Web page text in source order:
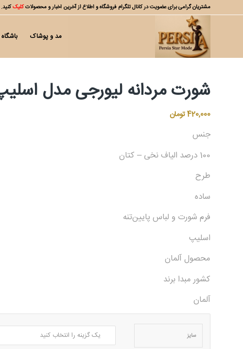
مشتریان گرامی برای عضویت در کانال تلگرام فروشگاه و اطلاع از آخرین اخبار و محصولاتکلیککنید.
مد و پوشاک
شورت مردانه لیورجی مدل اسلیپ کد 13
420,000تومان
جنس
100 درصد الیاف نخی – کتان
طرح
ساده
فرم شورت و لباس پایین‌تنه
اسلیپ
محصول آلمان
کشور مبدا برند
آلمان
سایز